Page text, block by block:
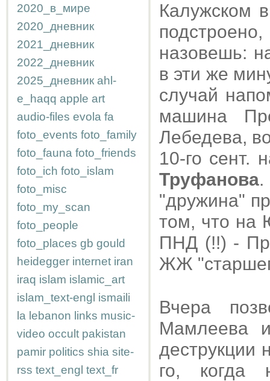
2020_в_мире
2020_дневник
2021_дневник
2022_дневник
2025_дневник ahl-
e_haqq apple art
audio-files evola fa
foto_events foto_family
foto_fauna foto_friends
foto_ich foto_islam
foto_misc
foto_my_scan
foto_people
foto_places gb gould
heidegger internet iran
iraq islam islamic_art
islam_text-engl ismaili
la lebanon links music-
video occult pakistan
pamir politics shia site-
rss text_engl text_fr
Калужском
назовешь:
в эти же
случай
машина
Лебедева,
10-го сент.
Труфанова
"дружина"
том, что на
ПНД (!!) -
ЖЖ
Вчера
Мамлеева
деструкции
го, когда